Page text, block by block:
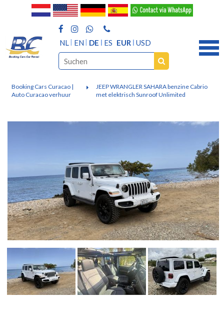
NL EN DE ES EUR USD
Booking Cars Curacao |
Auto Curacao verhuur
JEEP WRANGLER SAHARA benzine Cabrio
met elektrisch Sunroof Unlimited